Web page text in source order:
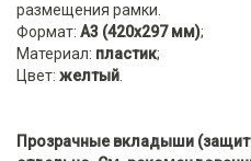
размещения рамки.
Формат: А3 (420х297 мм);
Материал: пластик;
Цвет: желтый
Прозрачные вкладыши